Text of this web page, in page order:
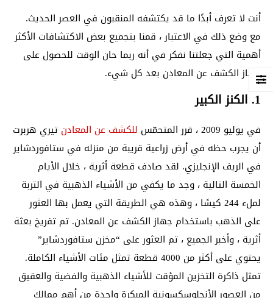
أنت لا تعرف أبدًا ما قد يكتشفه المنقبون في العصر الحديث.
مع وضع ذلك في الاعتبار ، قمنا بتجميع بعض الاكتشافات الأكثر
أهمية التي جعلتنا نفكر في أنه ربما حان الوقت للحصول على
جهاز الكشف عن المعادن بعد كل شيء.
1. الكنز الكبير
في يوليو 2009 ، قرر المتحمّس للكشف عن المعادن تيري هربرت
أن يجرب حظه في أرض زراعية قريبة من منزله في ستافوردشاير
في الريف الإنجليزي. لقد صادف قطعة أثرية ، خلال الأيام
الخمسة التالية ، وجد ما يكفي من الأشياء الذهبية في التربة
لملء 244 كيسًا ، وهذه هي الطريقة التي يعمل بها العثور
على الذهب باستخدام جهاز الكشف عن المعادن. تم تفريخ بعثة
أثرية ، وأخبر الجميع ، تم العثور على “مخزن ستافوردشاير”
يحتوي على أكثر من 4000 قطعة تمثل مئات الأشياء الكاملة.
تمثل ذاكرة التخزين المؤقت للأشياء الذهبية والفضية والعقيق
من العصور الأنجلوسكسونية المبكرة واحدة من أهم ممالك